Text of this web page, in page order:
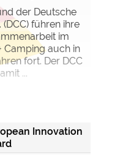
der Deutsche
führen ihre
im
Camping auch in
fort. Der DCC
...
Innovation